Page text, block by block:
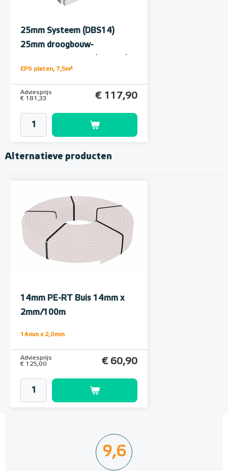
25mm Systeem (DBS14)
25mm droogbouw-
EPS platen, 7,5m²
Adviesprijs
€ 181,33
€ 117,90
Aluminium, 1000mm x 120mm
Adviesprijs
€ 5,18
Alternatieve producten
14mm PE-RT Buis 14mm x
2mm/100m
14mm x 2,0mm
Adviesprijs
€ 125,00
€ 60,90
9,6